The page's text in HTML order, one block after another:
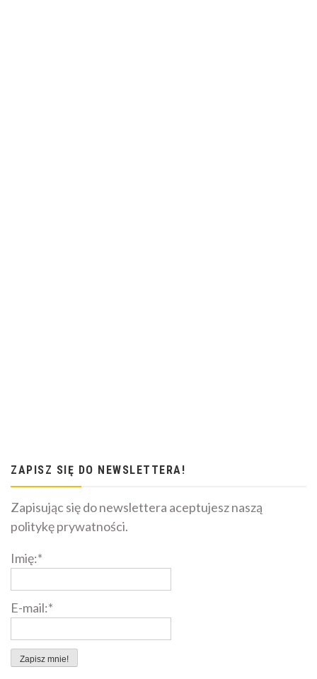
ZAPISZ SIĘ DO NEWSLETTERA!
Zapisując się do newslettera aceptujesz naszą
politykę prywatności.
Imię:*
E-mail:*